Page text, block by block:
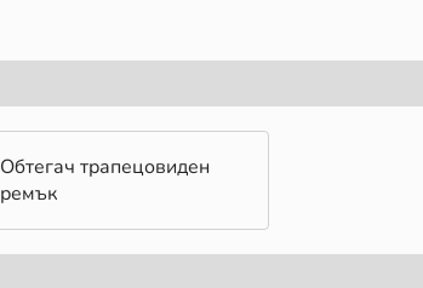
Обтегач трапецовиден
ремък